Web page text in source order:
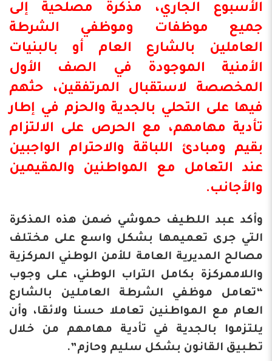
الأسبوع الجاري، مذكرة مصلحية إلى
جميع موظفات وموظفي الشرطة
العاملين بالشارع العام أو بالبنيات
الأمنية الموجودة في الصف الأول
المخصصة لاستقبال المرتفقين، حثهم
فيها على التحلي بالجدية والحزم في إطار
تأدية مهامهم، مع الحرص على الالتزام
بقيم ومبادئ اللباقة والاحترام الواجبين
عند التعامل مع المواطنين والمقيمين
والأجانب.
وأكد عبد اللطيف حموشي ضمن هذه المذكرة
التي جرى تعميمها بشكل واسع على مختلف
مصالح المديرية العامة للأمن الوطني المركزية
واللاممركزة بكامل التراب الوطني، على وجوب
“تعامل موظفي الشرطة العاملين بالشارع
العام مع المواطنين تعاملا حسنا ولائقا، وأن
يلتزموا بالجدية في تأدية مهامهم من خلال
تطبيق القانون بشكل سليم وحازم”.